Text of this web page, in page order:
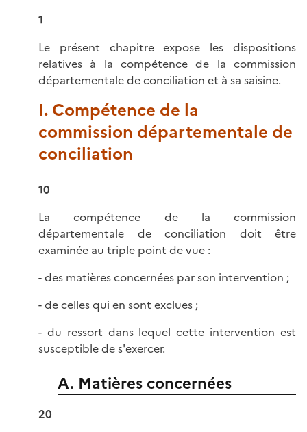
1
Le présent chapitre expose les dispositions
relatives à la compétence de la commission
départementale de conciliation et à sa saisine.
I. Compétence de la
commission départementale de
conciliation
10
La compétence de la commission
départementale de conciliation doit être
examinée au triple point de vue :
- des matières concernées par son intervention ;
- de celles qui en sont exclues ;
- du ressort dans lequel cette intervention est
susceptible de s'exercer.
A. Matières concernées
20